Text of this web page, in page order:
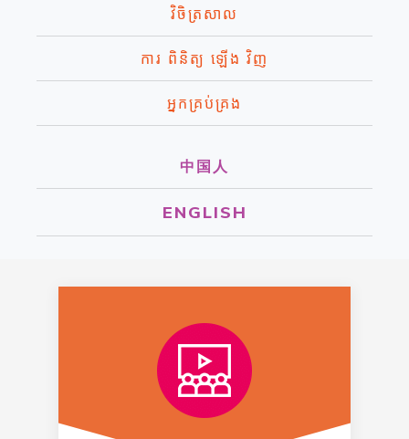
វិចិត្រសាល
ការ ពិនិត្យ ឡើង វិញ
អ្នកគ្រប់គ្រង
中国人
ENGLISH